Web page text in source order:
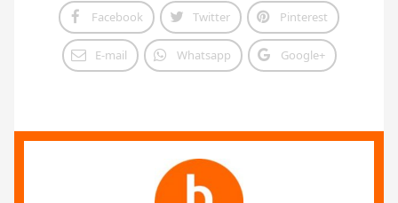
Facebook Twitter Pinterest
E-mail Whatsapp Google+